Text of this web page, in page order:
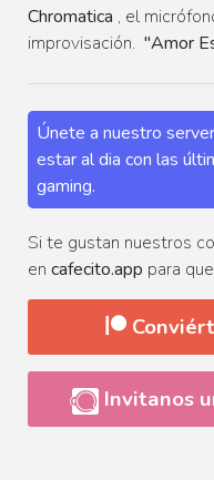
Chromatica , el
improvisación. "Amor
Únete a nuestro
estar al dia con las
gaming.
Si te gustan nuestros
en cafecito.app para
Invitanos